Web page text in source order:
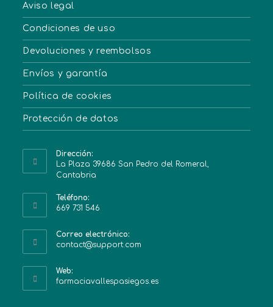
Aviso legal
Condiciones de uso
Devoluciones y reembolsos
Envíos y garantía
Política de cookies
Protección de datos
Dirección:
La Plaza 39686 San Pedro del Romeral,
Cantabria
Teléfono:
669 731 546
Correo electrónico:
contact@support.com
Web:
farmaciavallespasiegos.es